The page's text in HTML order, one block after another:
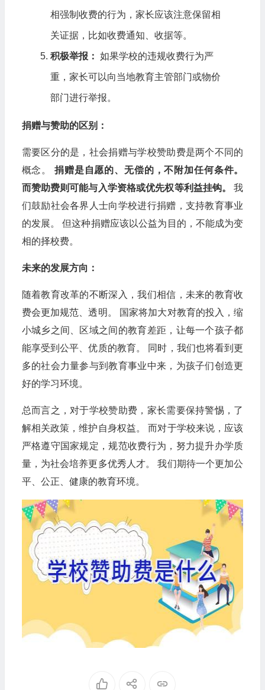
相强制收费的行为，家长应该注意保留相
关证据，比如收费通知、收据等。
积极举报： 如果学校的违规收费行为严
重，家长可以向当地教育主管部门或物价
部门进行举报。
捐赠与赞助的区别：
需要区分的是，社会捐赠与学校赞助费是两个不同的
概念。捐赠是自愿的、无偿的，不附加任何条件。
而赞助费则可能与入学资格或优先权等利益挂钩。
我
们鼓励社会各界人士向学校进行捐赠，支持教育事业
的发展。 但这种捐赠应该以公益为目的，不能成为变
相的择校费。
未来的发展方向：
随着教育改革的不断深入，我们相信，未来的教育收
费会更加规范、透明。 国家将加大对教育的投入，缩
小城乡之间、区域之间的教育差距，让每一个孩子都
能享受到公平、优质的教育。 同时，我们也将看到更
多的社会力量参与到教育事业中来，为孩子们创造更
好的学习环境。
总而言之，对于学校赞助费，家长需要保持警惕，了
解相关政策，维护自身权益。 而对于学校来说，应该
严格遵守国家规定，规范收费行为，努力提升办学质
量，为社会培养更多优秀人才。 我们期待一个更加公
平、公正、健康的教育环境。